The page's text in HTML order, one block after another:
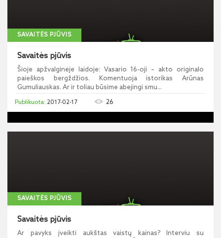
SAVAITĖS PJŪVIS
Savaitės pjūvis
Šioje apžvalginėje laidoje: Vasario 16-oji – akto originalo
paieškos bergždžios. Komentuoja istorikas Arūnas
Gumuliauskas. Ar ir toliau būsime abejingi smu...
2017-02-17 26
SAVAITĖS PJŪVIS
Savaitės pjūvis
Ar pavyks įveikti aukštas vaistų kainas? Interviu su